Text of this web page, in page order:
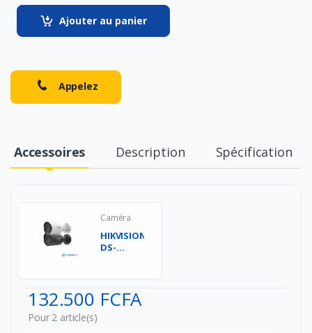
Ajouter au panier
Appelez
Accessoires Description Spécification
Caméra
HIKVISION
DS-
Caméra
...
132.500 FCFA
Pour 2 article(s)